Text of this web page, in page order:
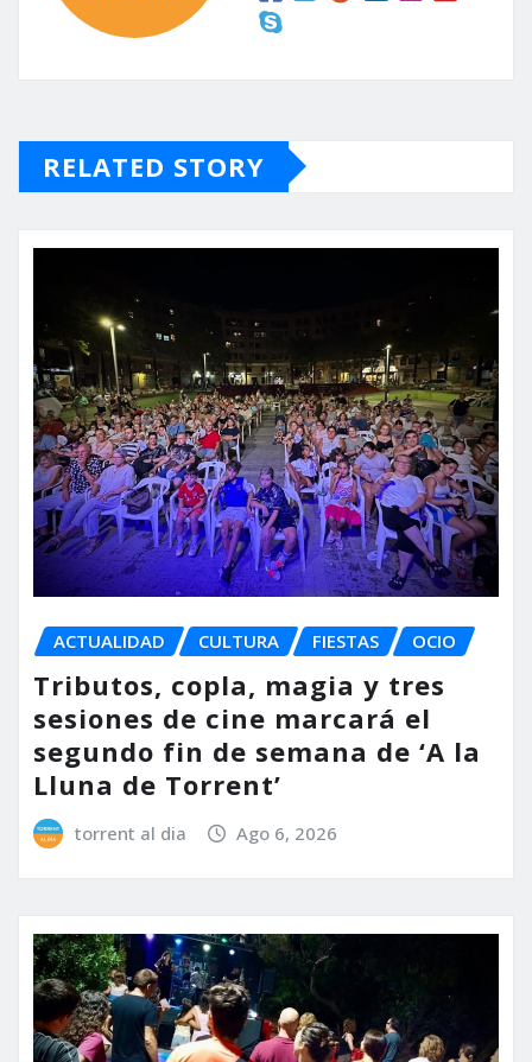
RELATED STORY
ACTUALIDAD CULTURA FIESTAS OCIO
Tributos, copla, magia y tres
sesiones de cine marcará el
segundo fin de semana de ‘A la
Lluna de Torrent’
torrent al dia Ago 6, 2026